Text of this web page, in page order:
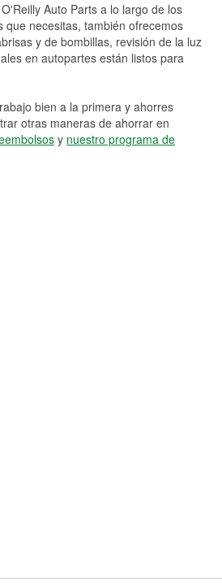
Auto Parts a lo largo de los
que necesitas, también ofrecemos
y de bombillas, revisión de la luz
en autopartes están listos para
bien a la primera y ahorres
otras maneras de ahorrar en
y nuestro programa de